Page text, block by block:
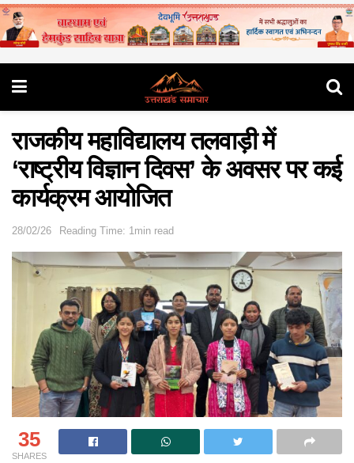
राजकीय महाविद्यालय तलवाड़ी में
‘राष्ट्रीय विज्ञान दिवस’ के अवसर पर कई
कार्यक्रम आयोजित
28/02/26 Reading Time: 1min read
35
SHARES